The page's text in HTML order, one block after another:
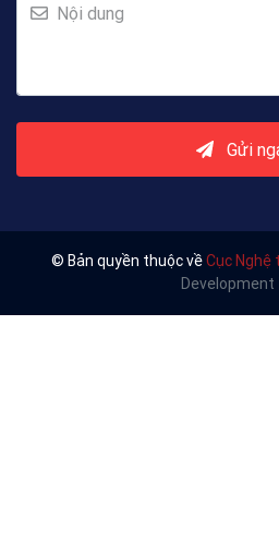
Nội dung
Gửi
© Bản quyền thuộc vềCục Nghệ
Development